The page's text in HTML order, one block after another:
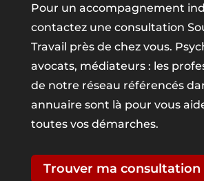
Pour un accompagnement
contactez une consultation
Travail près de chez vous.
avocats, médiateurs : les
de notre réseau référencés
annuaire sont là pour vous
toutes vos démarches.
Trouver ma consultation